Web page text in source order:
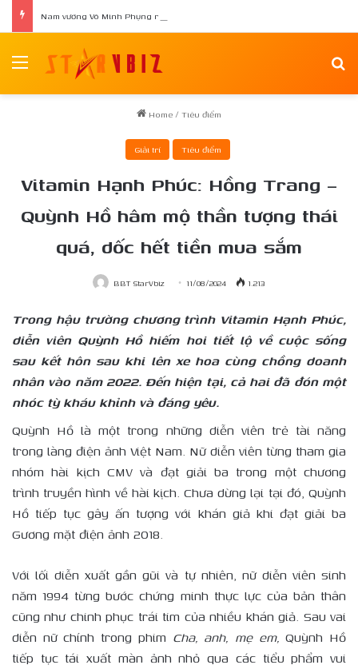
Menu
Home/ Tiêu điểm
Giải trí Tiêu điểm
Vitamin Hạnh Phúc: Hồng Trang –
Quỳnh Hồ hâm mộ thần tượng thái
quá, dốc hết tiền mua sắm
BBT StarVbiz 11/08/2024 1.213
Trong hậu trường chương trình Vitamin Hạnh Phúc,
diễn viên Quỳnh Hồ hiếm hoi tiết lộ về cuộc sống
sau kết hôn sau khi lên xe hoa cùng chồng doanh
nhân vào năm 2022. Đến hiện tại, cả hai đã đón một
nhóc tỳ kháu khỉnh và đáng yêu.
Quỳnh Hồ là một trong những diễn viên trẻ tài năng
trong làng điện ảnh Việt Nam. Nữ diễn viên từng tham gia
nhóm hài kịch CMV và đạt giải ba trong một chương
trình truyền hình về hài kịch. Chưa dừng lại tại đó, Quỳnh
Hồ tiếp tục gây ấn tượng với khán giả khi đạt giải ba
Gương mặt điện ảnh 2018.
Với lối diễn xuất gần gũi và tự nhiên, nữ diễn viên sinh
năm 1994 từng bước chứng minh thực lực của bản thân
cũng như chinh phục trái tim của nhiều khán giả. Sau vai
diễn nữ chính trong phim Cha, anh, mẹ em,Quỳnh Hồ
tiếp tục tái xuất màn ảnh nhỏ qua các tiểu phẩm vui